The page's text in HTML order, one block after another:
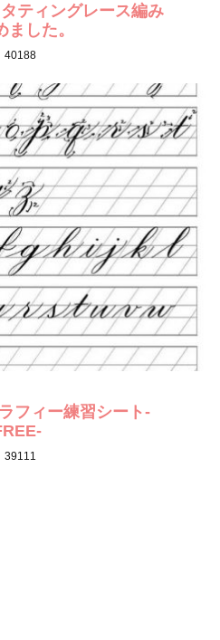
ティングレース編み
ました。
40188
フィー練習シート-
39111